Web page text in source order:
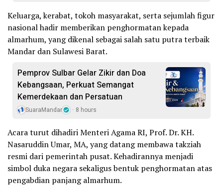
Keluarga, kerabat, tokoh masyarakat, serta sejumlah figur
nasional hadir memberikan penghormatan kepada
almarhum, yang dikenal sebagai salah satu putra terbaik
Mandar dan Sulawesi Barat.
Pemprov Sulbar Gelar Zikir dan Doa
Kebangsaan, Perkuat Semangat
Kemerdekaan dan Persatuan
SuaraMandar 8 hours
Acara turut dihadiri Menteri Agama RI, Prof. Dr. KH.
Nasaruddin Umar, MA, yang datang membawa takziah
resmi dari pemerintah pusat. Kehadirannya menjadi
simbol duka negara sekaligus bentuk penghormatan atas
pengabdian panjang almarhum.